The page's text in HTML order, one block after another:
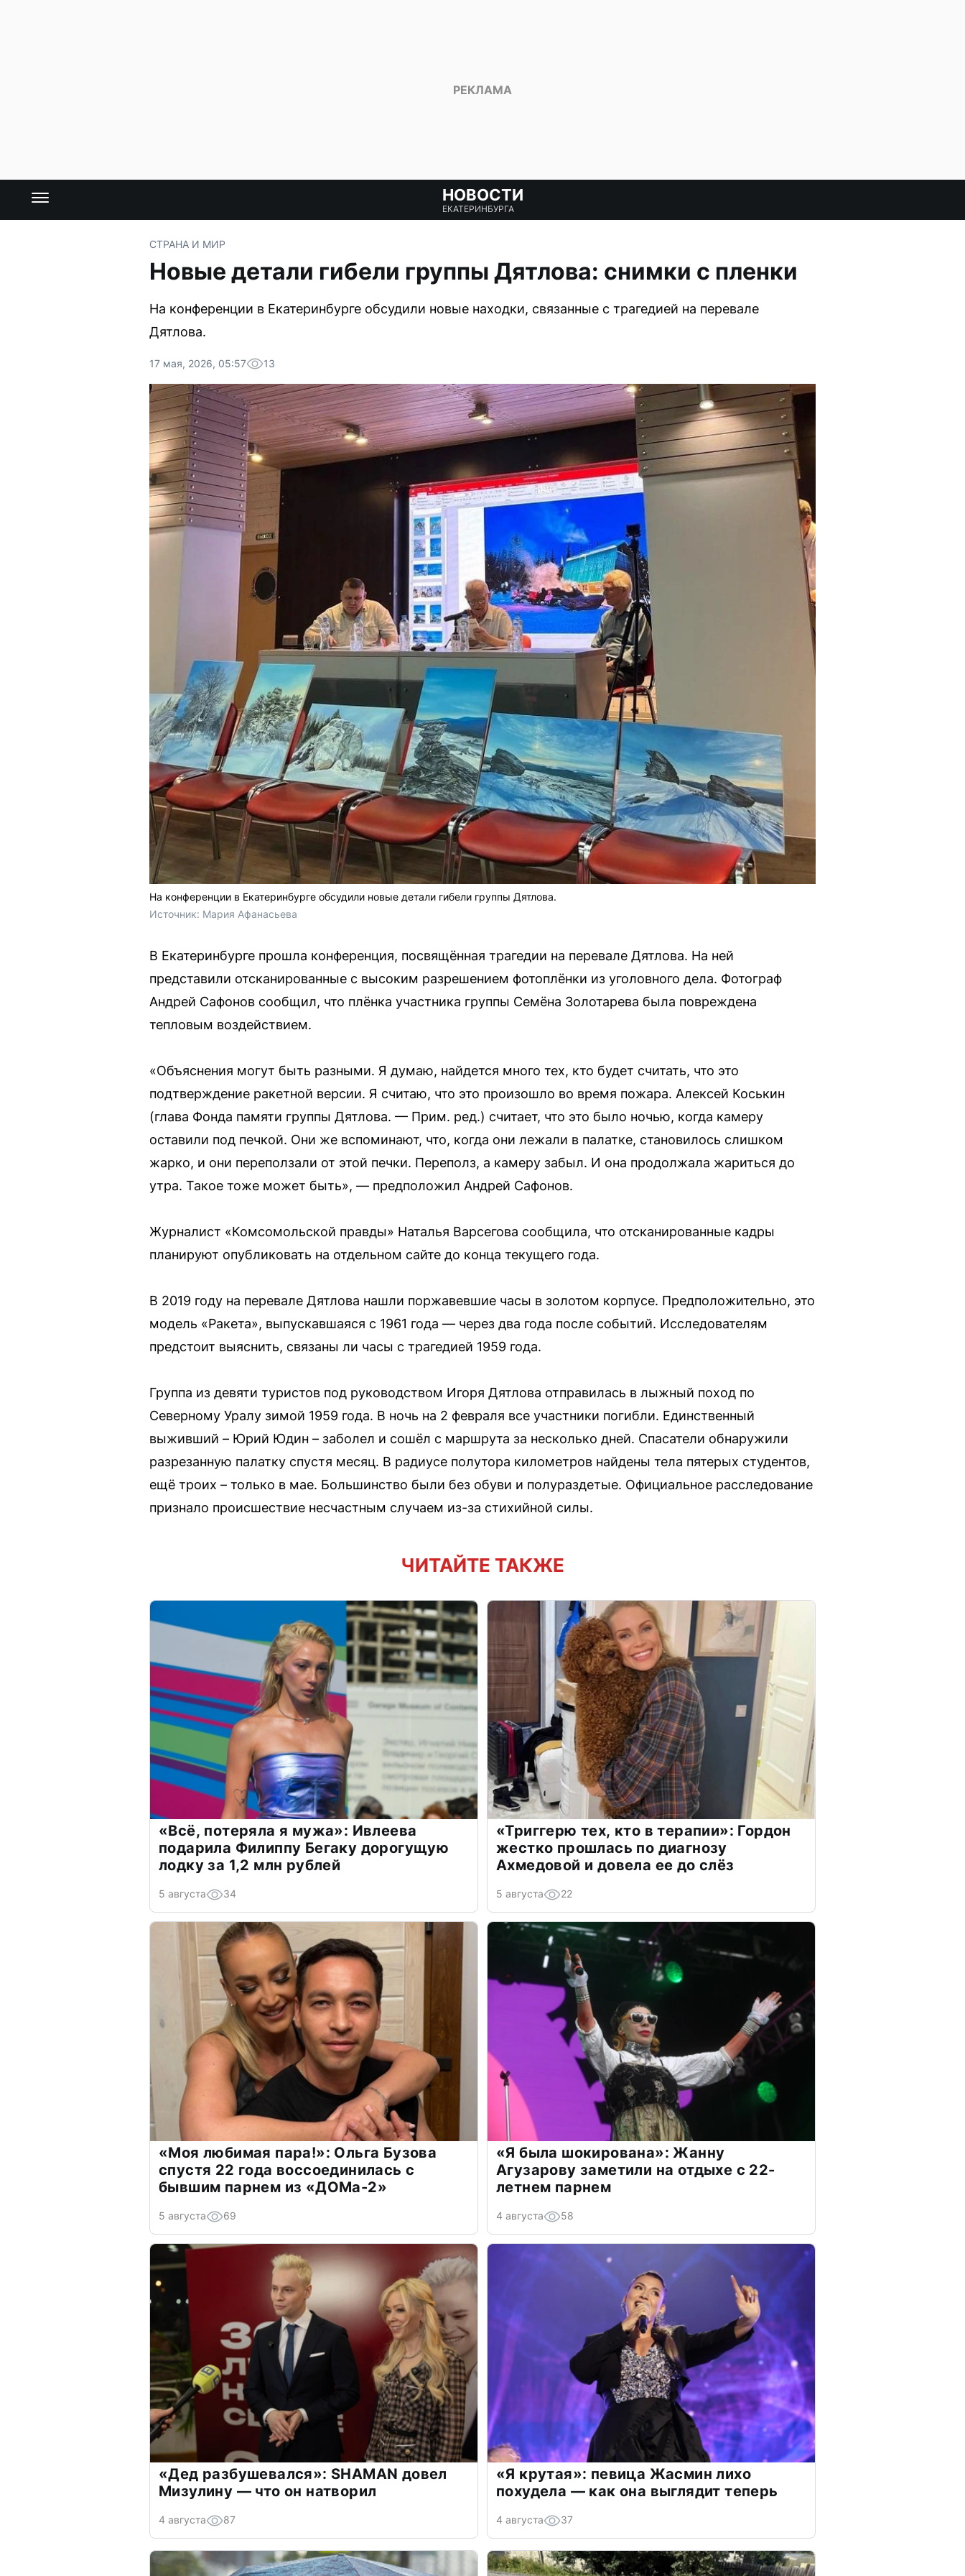
НОВОСТИ
ЕКАТЕРИНБУРГА
СТРАНА И МИР
Новые детали гибели группы Дятлова: снимки с пленки
На конференции в Екатеринбурге обсудили новые находки, связанные с трагедией на перевале
Дятлова.
17 мая, 2026, 05:57 13
На конференции в Екатеринбурге обсудили новые детали гибели группы Дятлова.
Источник: Мария Афанасьева
В Екатеринбурге прошла конференция, посвящённая трагедии на перевале Дятлова. На ней
представили отсканированные с высоким разрешением фотоплёнки из уголовного дела. Фотограф
Андрей Сафонов сообщил, что плёнка участника группы Семёна Золотарева была повреждена
тепловым воздействием.
«Объяснения могут быть разными. Я думаю, найдется много тех, кто будет считать, что это
подтверждение ракетной версии. Я считаю, что это произошло во время пожара. Алексей Коськин
(глава Фонда памяти группы Дятлова. — Прим. ред.) считает, что это было ночью, когда камеру
оставили под печкой. Они же вспоминают, что, когда они лежали в палатке, становилось слишком
жарко, и они переползали от этой печки. Переполз, а камеру забыл. И она продолжала жариться до
утра. Такое тоже может быть», — предположил Андрей Сафонов.
Журналист «Комсомольской правды» Наталья Варсегова сообщила, что отсканированные кадры
планируют опубликовать на отдельном сайте до конца текущего года.
В 2019 году на перевале Дятлова нашли поржавевшие часы в золотом корпусе. Предположительно, это
модель «Ракета», выпускавшаяся с 1961 года — через два года после событий. Исследователям
предстоит выяснить, связаны ли часы с трагедией 1959 года.
Группа из девяти туристов под руководством Игоря Дятлова отправилась в лыжный поход по
Северному Уралу зимой 1959 года. В ночь на 2 февраля все участники погибли. Единственный
выживший – Юрий Юдин – заболел и сошёл с маршрута за несколько дней. Спасатели обнаружили
разрезанную палатку спустя месяц. В радиусе полутора километров найдены тела пятерых студентов,
ещё троих – только в мае. Большинство были без обуви и полураздетые. Официальное расследование
признало происшествие несчастным случаем из-за стихийной силы.
ЧИТАЙТЕ ТАКЖЕ
«Всё, потеряла я мужа»: Ивлеева
подарила Филиппу Бегаку дорогущую
лодку за 1,2 млн рублей
5 августа 34
«Триггерю тех, кто в терапии»: Гордон
жестко прошлась по диагнозу
Ахмедовой и довела ее до слёз
5 августа 22
«Моя любимая пара!»: Ольга Бузова
спустя 22 года воссоединилась с
бывшим парнем из «ДОМа-2»
5 августа 69
«Я была шокирована»: Жанну
Агузарову заметили на отдыхе с 22-
летнем парнем
4 августа 58
«Дед разбушевался»: SHAMAN довел
Мизулину — что он натворил
4 августа 87
«Я крутая»: певица Жасмин лихо
похудела — как она выглядит теперь
4 августа 37